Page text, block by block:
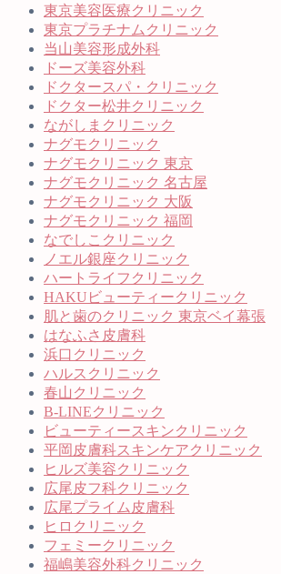
東京美容医療クリニック
東京プラチナムクリニック
当山美容形成外科
ドーズ美容外科
ドクタースパ・クリニック
ドクター松井クリニック
ながしまクリニック
ナグモクリニック
ナグモクリニック 東京
ナグモクリニック 名古屋
ナグモクリニック 大阪
ナグモクリニック 福岡
なでしこクリニック
ノエル銀座クリニック
ハートライフクリニック
HAKUビューティークリニック
肌と歯のクリニック 東京ベイ幕張
はなふさ皮膚科
浜口クリニック
ハルスクリニック
春山クリニック
B-LINEクリニック
ビューティースキンクリニック
平岡皮膚科スキンケアクリニック
ヒルズ美容クリニック
広尾皮フ科クリニック
広尾プライム皮膚科
ヒロクリニック
フェミークリニック
福嶋美容外科クリニック